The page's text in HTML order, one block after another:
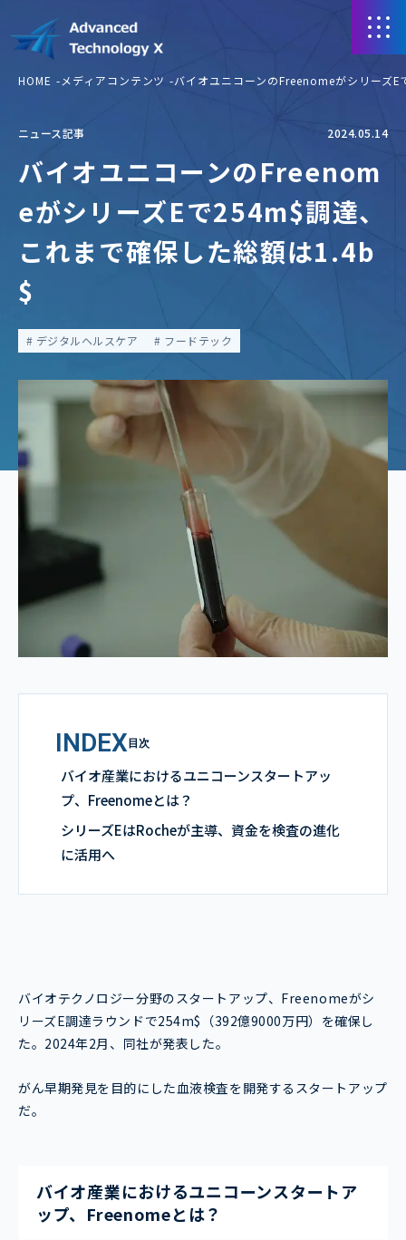
HOME メディアコンテンツ バイオユニコーンのFreenomeがシリーズ
ニュース記事 2024.05.14
バイオユニコーンのFreenom
eがシリーズEで254m$調達、
これまで確保した総額は1.4b
$
デジタルヘルスケア フードテック
INDEX目次
バイオ産業におけるユニコーンスタートアッ
プ、Freenomeとは？
シリーズEはRocheが主導、資金を検査の進化
に活用へ
バイオテクノロジー分野のスタートアップ、Freenomeがシ
リーズE調達ラウンドで254m$（392億9000万円）を確保し
た。2024年2月、同社が発表した。
がん早期発見を目的にした血液検査を開発するスタートアップ
だ。
バイオ産業におけるユニコーンスタートア
ップ、Freenomeとは？